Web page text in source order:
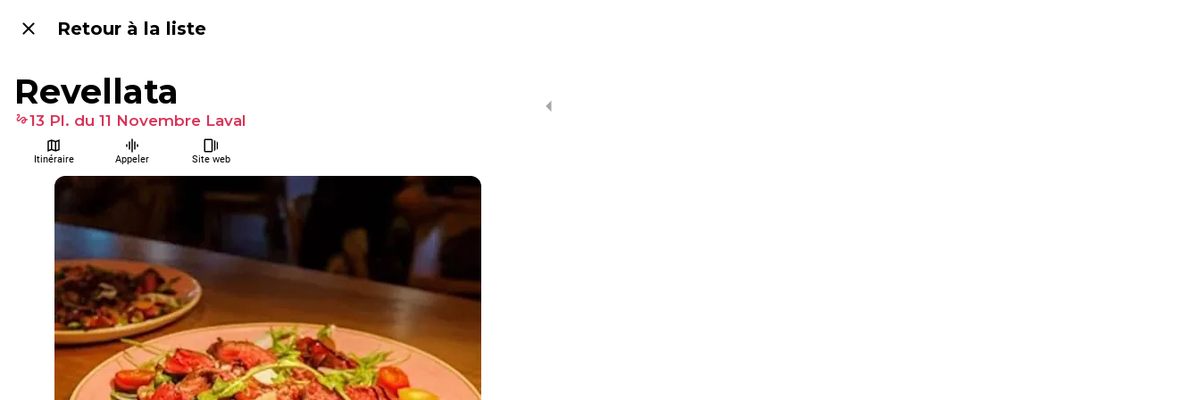
Retour à la liste
Revellata
13 Pl. du 11 Novembre Laval
Itinéraire Appeler Site web